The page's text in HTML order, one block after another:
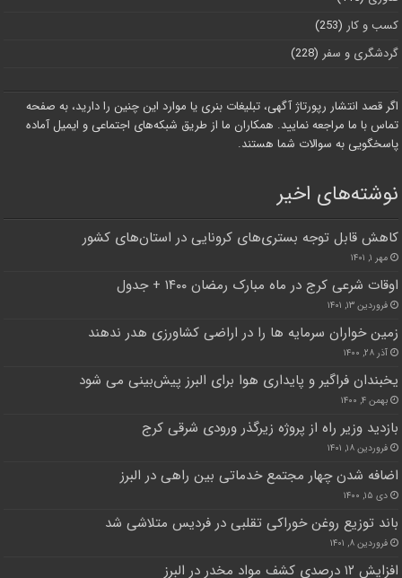
کسب و کار (253)
گردشگری و سفر (228)
اگر قصد انتشار رپورتاژ آگهی، تبلیغات بنری یا موارد این چنین را دارید، به صفحه
تماس با ما مراجعه نمایید. همکاران ما از طریق شبکه‌های اجتماعی و ایمیل آماده
پاسخگویی به سوالات شما هستند.
نوشته‌های اخیر
کاهش قابل توجه بستری‌های کرونایی در استان‌های کشور
مهر ۱, ۱۴۰۱
اوقات شرعی کرج در ماه مبارک رمضان ۱۴۰۰ + جدول
فروردین ۱۳, ۱۴۰۱
زمین خواران سرمایه ها را در اراضی کشاورزی هدر ندهند
آذر ۲۸, ۱۴۰۰
یخبندان فراگیر و پایداری هوا برای البرز پیش‌بینی می شود
بهمن ۴, ۱۴۰۰
بازدید وزیر راه از پروژه زیرگذر ورودی شرقی کرج
فروردین ۱۸, ۱۴۰۱
اضافه شدن چهار مجتمع خدماتی بین راهی در البرز
دی ۱۵, ۱۴۰۰
باند توزیع روغن خوراکی تقلبی در فردیس متلاشی شد
فروردین ۸, ۱۴۰۱
افزایش ۱۲ درصدی کشف مواد مخدر در البرز